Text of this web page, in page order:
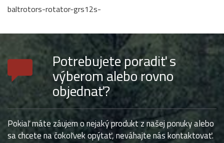
baltrotors-rotator-grs12s-
Potrebujete poradiť s
výberom alebo rovno
objednať?
Pokiaľ máte záujem o nejaký produkt z našej ponuky alebo
sa chcete na čokoľvek opýtať, neváhajte nás kontaktovať.